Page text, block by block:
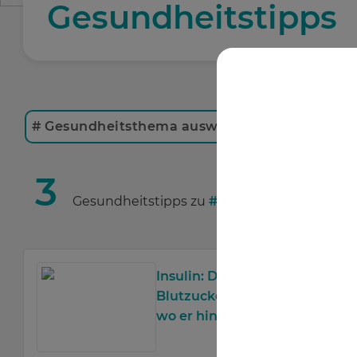
Gesundheitstipps
# Gesundheitsthema auswählen
3 Gesundheitstipps zu #
Insulin: Damit der
Blutzucker da hinkommt,
wo er hingehört